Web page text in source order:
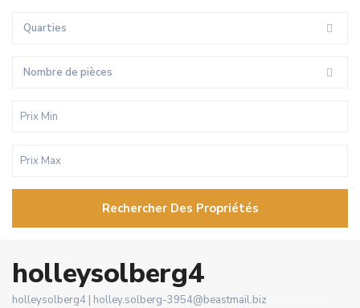
Quarties
Nombre de pièces
Rechercher Des Propriétés
holleysolberg4
holleysolberg4 | holley.solberg-3954@beastmail.biz